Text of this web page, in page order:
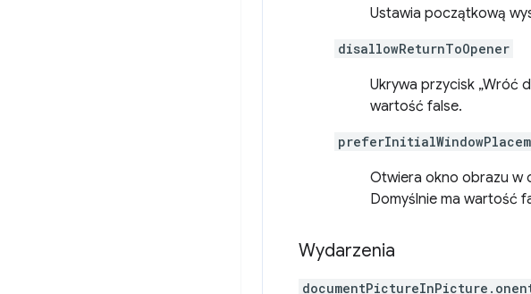
Ustawia początkową
disallowReturnToOpener
Ukrywa przycisk „Wróć
wartość false.
Otwiera okno obrazu w
Domyślnie ma wartość
Wydarzenia